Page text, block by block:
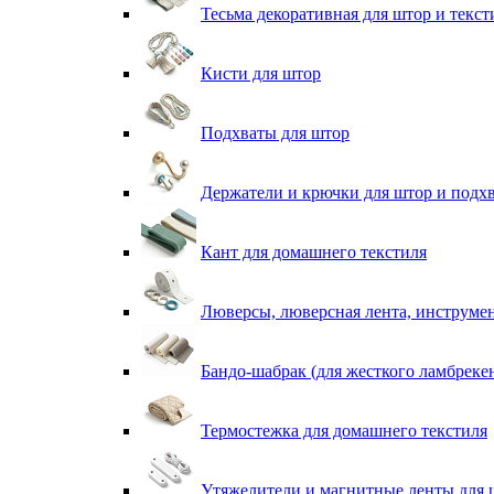
Тесьма декоративная для штор и
Кисти для штор
Подхваты для штор
Держатели и крючки для штор и
Кант для домашнего текстиля
Люверсы, люверсная лента,
Бандо-шабрак (для жесткого
Термостежка для домашнего текстиля
Утяжелители и магнитные ленты для